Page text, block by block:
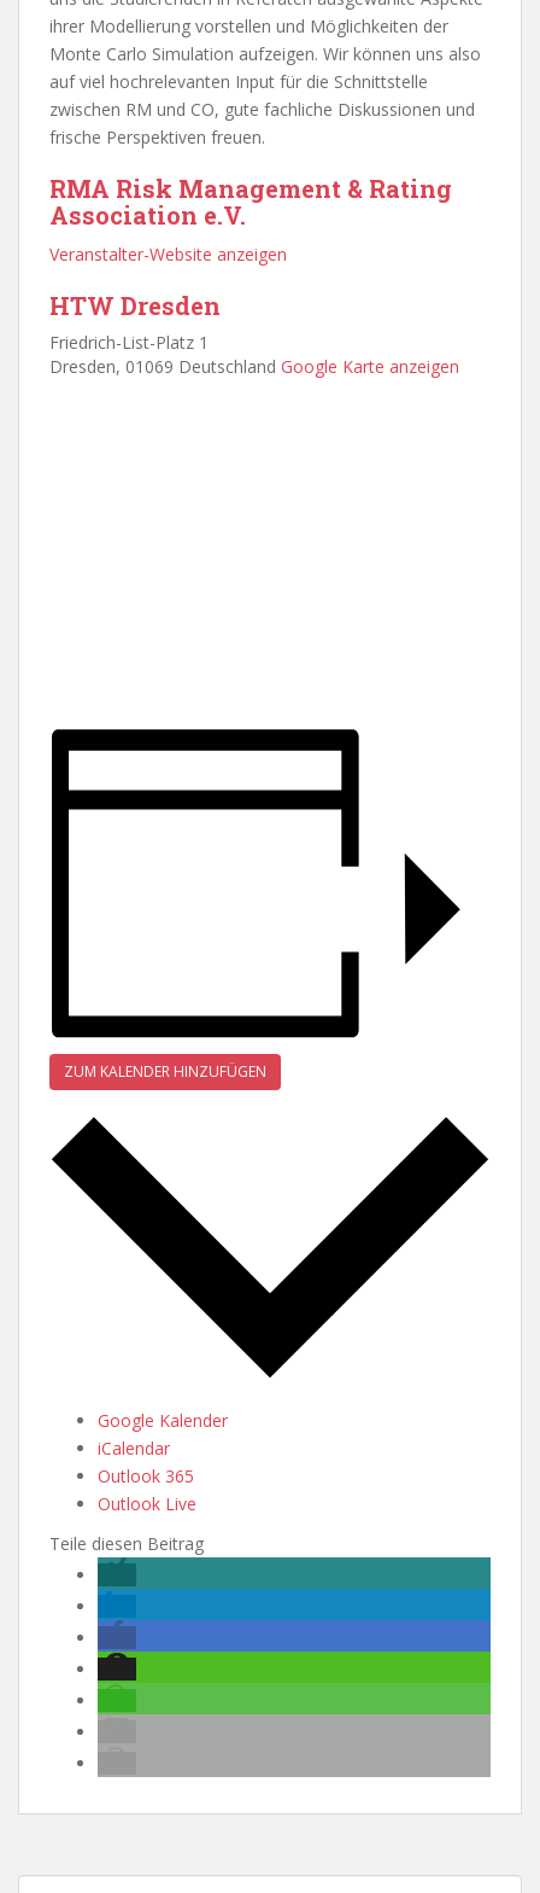
ihrer Modellierung vorstellen und Möglichkeiten der
Monte Carlo Simulation aufzeigen. Wir können uns also
auf viel hochrelevanten Input für die Schnittstelle
zwischen RM und CO, gute fachliche Diskussionen und
frische Perspektiven freuen.
RMA Risk Management & Rating
Association e.V.
Veranstalter-Website anzeigen
HTW Dresden
Friedrich-List-Platz 1
Dresden, 01069 Deutschland Google Karte anzeigen
ZUM KALENDER HINZUFÜGEN
Google Kalender
iCalendar
Outlook 365
Outlook Live
Teile diesen Beitrag